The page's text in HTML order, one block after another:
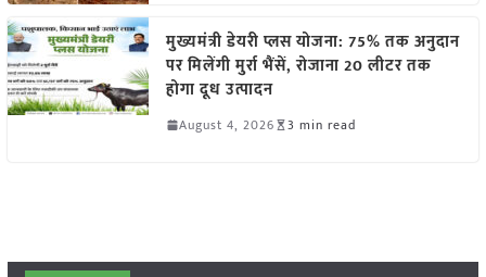
मुख्यमंत्री डेयरी प्लस योजना: 75% तक अनुदान
पर मिलेंगी मुर्रा भैंसें, रोजाना 20 लीटर तक
होगा दूध उत्पादन
August 4, 2026 3 min read